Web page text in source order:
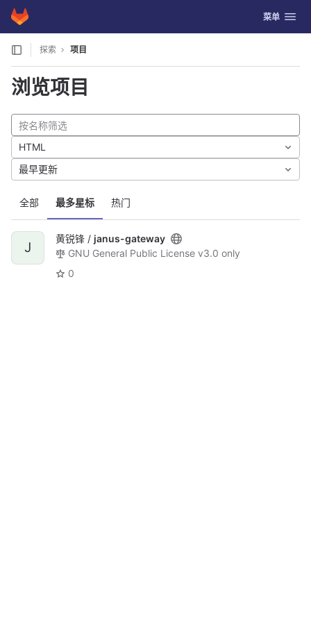
Skip to content
GitLab 切换导航
菜单
探索 项目
浏览项目
全部 最多星标 热门
HTML
最早更新
J
黄锐锋 / janus-gateway
GNU General Public License v3.0 only
0